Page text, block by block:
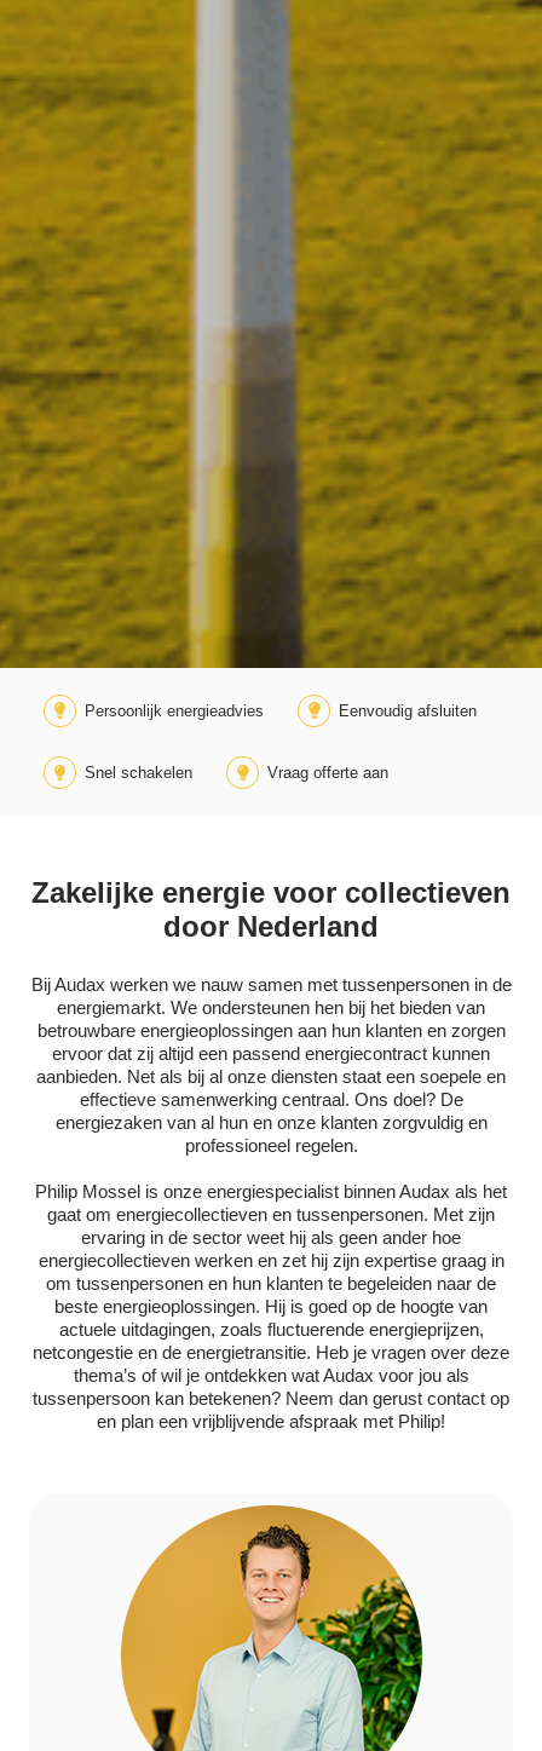
Persoonlijk energieadvies Eenvoudig afsluiten
Snel schakelen Vraag offerte aan
Zakelijke energie voor collectieven
door Nederland
Bij Audax werken we nauw samen met tussenpersonen in de
energiemarkt. We ondersteunen hen bij het bieden van
betrouwbare energieoplossingen aan hun klanten en zorgen
ervoor dat zij altijd een passend energiecontract kunnen
aanbieden. Net als bij al onze diensten staat een soepele en
effectieve samenwerking centraal. Ons doel? De
energiezaken van al hun en onze klanten zorgvuldig en
professioneel regelen.
Philip Mossel is onze energiespecialist binnen Audax als het
gaat om energiecollectieven en tussenpersonen. Met zijn
ervaring in de sector weet hij als geen ander hoe
energiecollectieven werken en zet hij zijn expertise graag in
om tussenpersonen en hun klanten te begeleiden naar de
beste energieoplossingen. Hij is goed op de hoogte van
actuele uitdagingen, zoals fluctuerende energieprijzen,
netcongestie en de energietransitie. Heb je vragen over deze
thema’s of wil je ontdekken wat Audax voor jou als
tussenpersoon kan betekenen? Neem dan gerust contact op
en plan een vrijblijvende afspraak met Philip!